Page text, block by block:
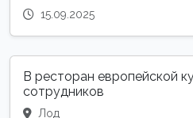
15.09.2025
В ресторан европейской
сотрудников
Лод